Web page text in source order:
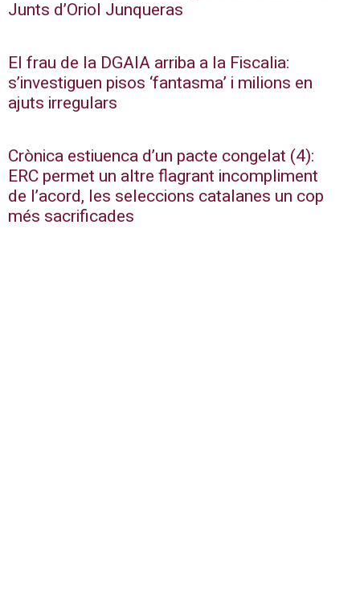
Junts d’Oriol Junqueras
El frau de la DGAIA arriba a la Fiscalia:
s’investiguen pisos ‘fantasma’ i milions en
ajuts irregulars
Crònica estiuenca d’un pacte congelat (4):
ERC permet un altre flagrant incompliment
de l’acord, les seleccions catalanes un cop
més sacrificades